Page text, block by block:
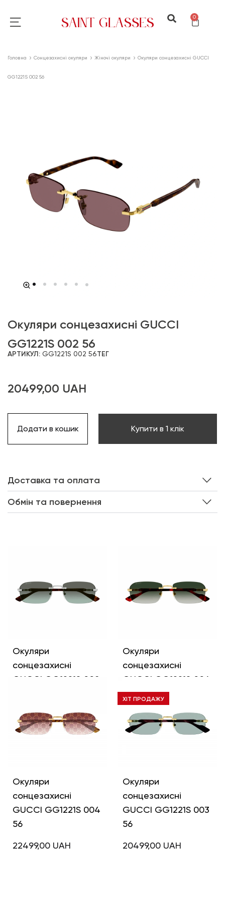
0
Головна Сонцезахисні окуляри Жіночі окуляри Окуляри сонцезахисні GUCCI
GG1221S 002 56
Окуляри сонцезахисні GUCCI
GG1221S 002 56
АРТИКУЛ: GG1221S 002 56ТЕГ
20499,00 UAH
Додати в кошик Купити в 1 клік
Доставка та оплата
Обмін та повернення
Інші кольори
Окуляри
сонцезахисні
GUCCI GG1221S 008
20499,00UAH
Окуляри
сонцезахисні
GUCCI GG1221S 006
56
20499,00UAH
Окуляри
сонцезахисні
GUCCI GG1221S 004
56
22499,00 UAH
ХІТ ПРОДАЖУ
Окуляри
сонцезахисні
GUCCI GG1221S 003
56
20499,00 UAH